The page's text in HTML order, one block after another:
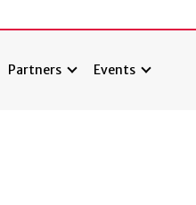
Partners Events